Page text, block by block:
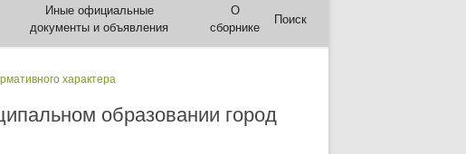
Иные официальные
документы и объявления
О
сборнике
Поиск
характера
образовании город